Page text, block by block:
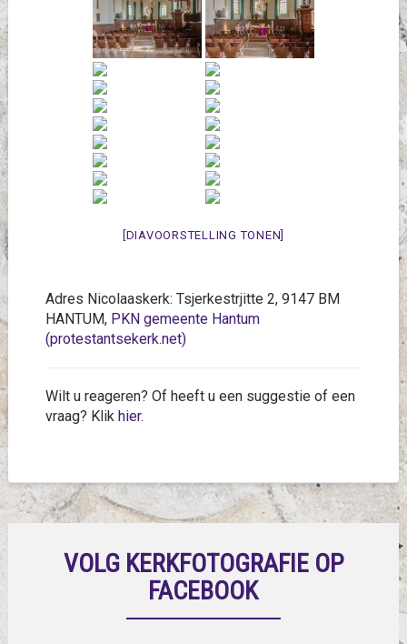
[DIAVOORSTELLING TONEN]
Adres Nicolaaskerk: Tsjerkestrjitte 2, 9147 BM
HANTUM, PKN gemeente Hantum
(protestantsekerk.net)
Wilt u reageren? Of heeft u een suggestie of een
vraag? Klik hier.
VOLG KERKFOTOGRAFIE OP
FACEBOOK